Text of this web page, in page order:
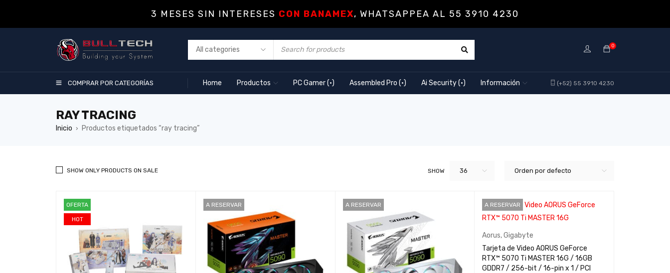
3 MESES SIN INTERESES CON BANAMEX, WHATSAPPEA AL 55 3910 4230
0
COMPRAR POR CATEGORÍAS Home Productos PC Gamer (·) Assembled Pro (·) Ai Security (·) Información (+52) 55 3910 4230
RAY TRACING
Inicio › Productos etiquetados “ray tracing”
Orden por defecto
SHOW 36
SHOW ONLY PRODUCTS ON SALE
OFERTA
HOT
A RESERVAR A RESERVAR A RESERVAR
Aorus,Gigabyte
Tarjeta de Video AORUS GeForce
RTX™ 5070 Ti MASTER 16G / 16GB
GDDR7 / 256-bit / 16-pin x 1 / PCI